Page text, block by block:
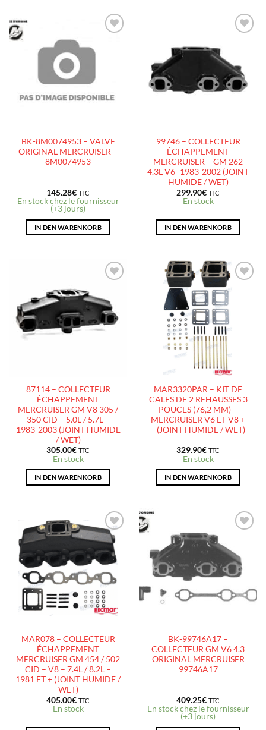
À LA
BK-8M0074953 – VALVE
ORIGINAL MERCRUISER –
8M0074953
145.28€ TTC
En stock chez le fournisseur
(+3 jours)
IN DEN WARENKORB
À LA
LISTE
D’ENVIES
99746 – COLLECTEUR
ÉCHAPPEMENT
MERCRUISER – GM 262
4.3L V6- 1983-2002 (JOINT
HUMIDE / WET)
299.90€ TTC
En stock
IN DEN WARENKORB
AJOUTER
À LA
LISTE
D’ENVIES
87114 – COLLECTEUR
ÉCHAPPEMENT
MERCRUISER GM V8 305 /
350 CID – 5.0L / 5.7L –
1983-2003 (JOINT HUMIDE
/ WET)
305.00€ TTC
En stock
IN DEN WARENKORB
AJOUTER
À LA
LISTE
D’ENVIES
MAR3320PAR – KIT DE
CALES DE 2 REHAUSSES 3
POUCES (76,2 MM) –
MERCRUISER V6 ET V8 +
(JOINT HUMIDE / WET)
329.90€ TTC
En stock
IN DEN WARENKORB
AJOUTER
À LA
LISTE
D’ENVIES
MAR078 – COLLECTEUR
ÉCHAPPEMENT
MERCRUISER GM 454 / 502
CID – V8 – 7.4L / 8.2L –
1981 ET + (JOINT HUMIDE /
WET)
405.00€ TTC
En stock
AJOUTER
À LA
LISTE
D’ENVIES
BK-99746A17 –
COLLECTEUR GM V6 4.3
ORIGINAL MERCRUISER
99746A17
409.25€ TTC
En stock chez le fournisseur
(+3 jours)